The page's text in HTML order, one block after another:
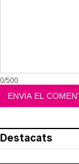
0/500
Destacats